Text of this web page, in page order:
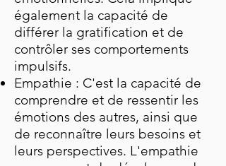
également la capacité de
différer la gratification et de
contrôler ses comportements
impulsifs.
Empathie : C'est la capacité de
comprendre et de ressentir les
émotions des autres, ainsi que
de reconnaître leurs besoins et
leurs perspectives. L'empathie